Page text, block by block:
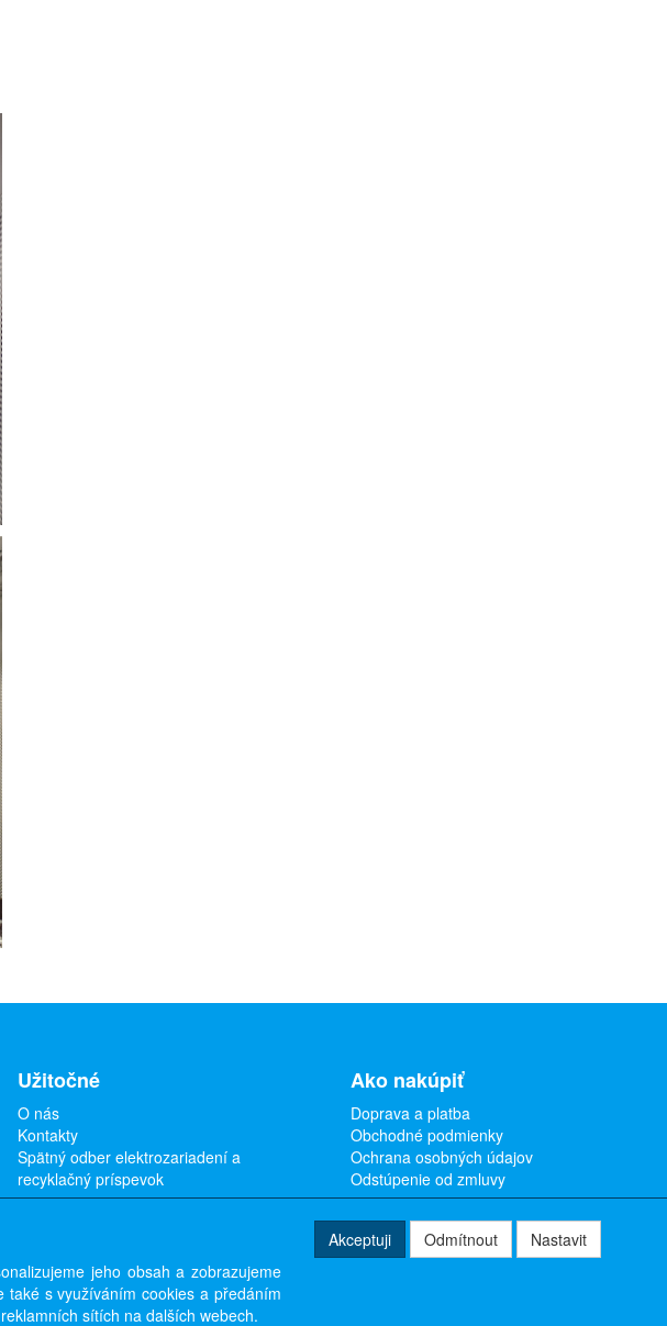
Užitočné
O nás
Kontakty
Spätný odber elektrozariadení a
recyklačný príspevok
Ako nakúpiť
Doprava a platba
Obchodné podmienky
Ochrana osobných údajov
Odstúpenie od zmluvy
by ABRA E-shop
jeho obsah a zobrazujeme
také s využíváním cookies a předáním
sítích na dalších webech.
Akceptuji Odmítnout Nastavit